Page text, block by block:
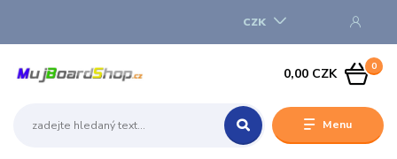
Menu
CZK
0
0,00 CZK